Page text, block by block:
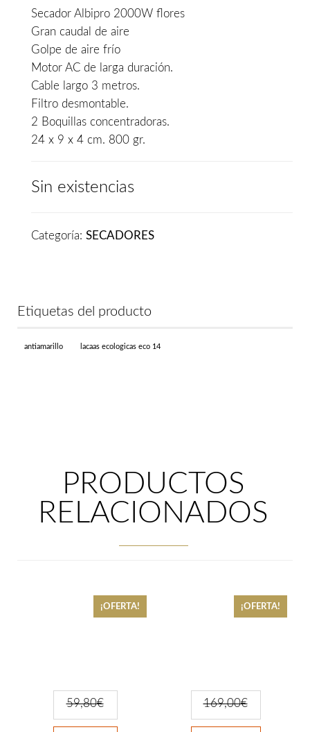
era:
Secador Albipro 2000W flores
Gran caudal de aire
Golpe de aire frío
Motor AC de larga duración.
Cable largo 3 metros.
Filtro desmontable.
2 Boquillas concentradoras.
24 x 9 x 4 cm. 800 gr.
Sin existencias
Categoría: SECADORES
Etiquetas del producto
antiamarillo lacaas ecologicas eco 14
PRODUCTOS
RELACIONADOS
¡OFERTA!
59,80€
¡OFERTA!
169,00€